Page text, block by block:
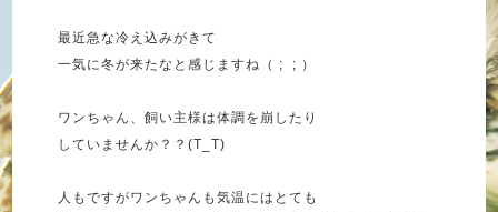
最近急な冷え込みがきて
一気に冬が来たなと感じますね（ ; ; ）
ワンちゃん、飼い主様は体調を崩したり
していませんか？？(T_T)
人もですがワンちゃんも気温にはとても